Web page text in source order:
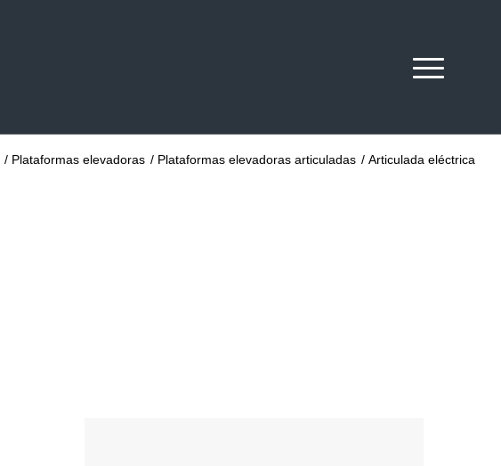
/ Plataformas elevadoras / Plataformas elevadoras articuladas / Articulada eléctrica